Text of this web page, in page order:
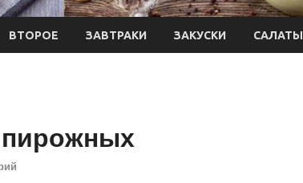
ВТОРОЕ ЗАВТРАКИ ЗАКУСКИ САЛАТЫ
пирожных